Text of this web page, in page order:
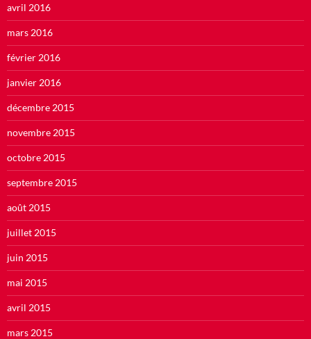
avril 2016
mars 2016
février 2016
janvier 2016
décembre 2015
novembre 2015
octobre 2015
septembre 2015
août 2015
juillet 2015
juin 2015
mai 2015
avril 2015
mars 2015